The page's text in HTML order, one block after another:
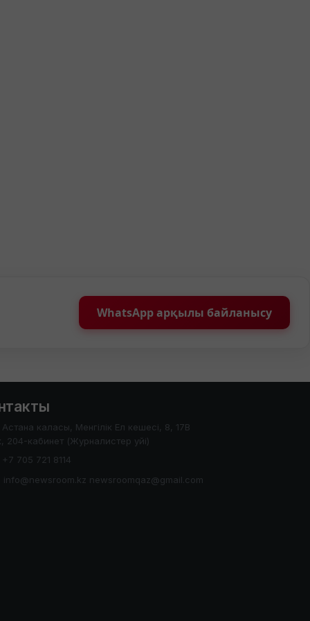
WhatsApp арқылы байланысу
Астана каласы, Менгілік Ел кешесі, 8, 17В
204-кабинет (Журналистер уйі)
+7 705 721 8114
info@newsroom.kz newsroomqaz@gmail.com